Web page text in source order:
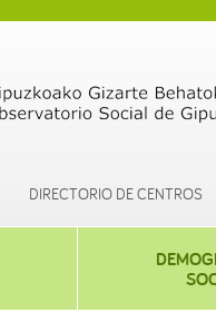
DIRECTORIO DE CENTROS